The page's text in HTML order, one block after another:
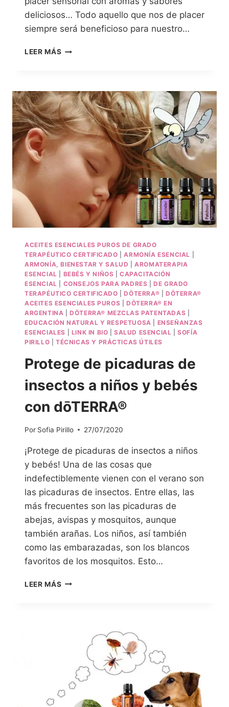
deliciosos… Todo aquello que nos de placer
siempre será beneficioso para nuestro…
LEER MÁS
ACEITES ESENCIALES PUROS DE GRADO
TERAPÉUTICO CERTIFICADO |ARMONÍA ESENCIAL
ARMONÍA, BIENESTAR Y SALUD |AROMATERAPIA
ESENCIAL
BEBÉS Y NIÑOS |CAPACITACIÓN
ESENCIAL
CONSEJOS PARA PADRES |DE GRADO
TERAPÉUTICO CERTIFICADO |DŌTERRA® |DŌTERRA®
ACEITES ESENCIALES PUROS |DŌTERRA® EN
ARGENTINA |DŌTERRA® MEZCLAS PATENTADAS
EDUCACIÓN NATURAL Y RESPETUOSA
ENSEÑANZAS
ESENCIALES
LINK IN BIO |SALUD ESENCIAL |SOFÍA
PIRILLO
TÉCNICAS Y PRÁCTICAS ÚTILES
Protege de picaduras de
insectos a niños y bebés
con dōTERRA®
Por Sofia Pirillo 27/07/2020
¡Protege de picaduras de insectos a niños
y bebés! Una de las cosas que
indefectiblemente vienen con el verano son
las picaduras de insectos. Entre ellas, las
más frecuentes son las picaduras de
abejas, avispas y mosquitos, aunque
también arañas. Los niños, así también
como las embarazadas, son los blancos
favoritos de los mosquitos. Esto…
LEER MÁS